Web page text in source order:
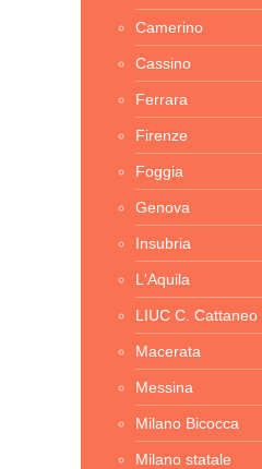
Camerino
Cassino
Ferrara
Firenze
Foggia
Genova
Insubria
L'Aquila
LIUC C. Cattaneo
Macerata
Messina
Milano Bicocca
Milano statale